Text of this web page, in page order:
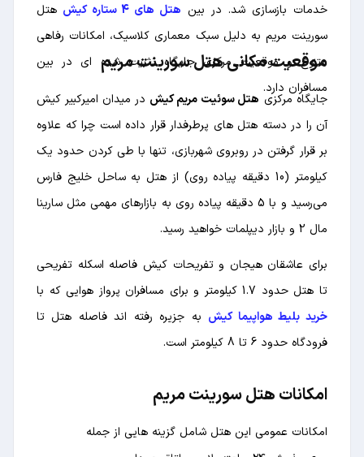
خدمات بازسازی شد. در بین هتل های 4 ستاره کیش
هتل
سورینت مریم به دلیل سبک معماری کلاسیک، امکانات رفاهی
متنوع و موقعیت مرکزی جایگاه تثبیت شده ای در بین
مسافران دارد.
موقعیت مکانی هتل سورینت مریم
جایگاه مرکزی هتل سوئیت مریم کیش در میدان امیرکبیر کیش
آن را در دسته هتل های پرطرفدار قرار داده است چرا که علاوه
بر قرار گرفتن در روبروی شهربازی، تنها با طی کردن حدود یک
کیلومتر (10 دقیقه پیاده روی) از هتل به ساحل خلیج فارس
می‌رسید و با 5 دقیقه پیاده روی به بازارهای مهمی مثل سارینا
مال 2 و بازار دیپلمات خواهید رسید.
برای عاشقان هیجان و تفریحات کیش فاصله اسکله تفریحی
تا هتل حدود 1.7 کیلومتر و برای مسافران پرواز هوایی که با
خرید بلیط هواپیما کیش به جزیره رفته اند فاصله هتل تا
فرودگاه حدود 6 تا 8 کیلومتر است.
امکانات هتل سورینت مریم
امکانات عمومی این هتل شامل گزینه هایی از جمله